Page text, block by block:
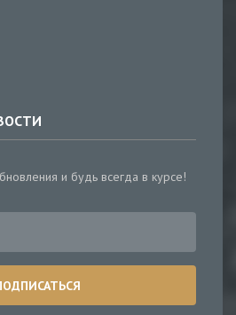
и будь всегда в курсе!